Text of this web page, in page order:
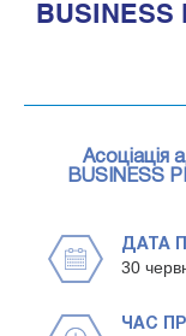
BUSINESS
Асоціація
BUSINESS
ДАТА
30
ЧАС